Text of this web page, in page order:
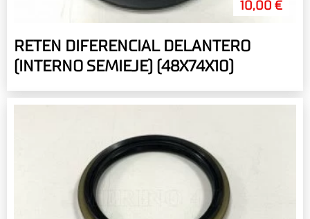
10,00 €
RETEN DIFERENCIAL DELANTERO
(INTERNO SEMIEJE) (48X74X10)